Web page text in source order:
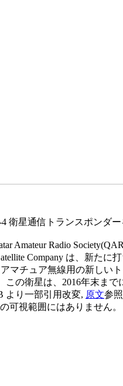
4 衛星通信トランスポンダ
Amateur Radio
Company は、新たに
マチュア無線用の新しい
この衛星は、2016年末まで
より一部引用改変, 原文参
可視範囲にはありません。